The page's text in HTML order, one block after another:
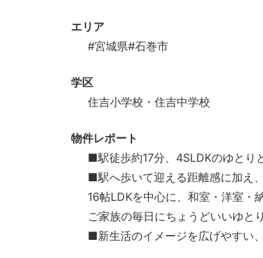
エリア
#宮城県#石巻市
学区
住吉小学校・住吉中学校
物件レポート
■駅徒歩約17分、4SLDKのゆとり
■駅へ歩いて迎える距離感に加え
16帖LDKを中心に、和室・洋室・
ご家族の毎日にちょうどいいゆと
■新生活のイメージを広げやすい